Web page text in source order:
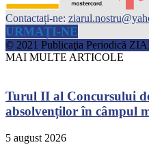
Contactați-ne:
URMAȚI-NE
© 2021 Publicaţia Periodică
MAI MULTE ARTICOLE
Turul II al Concursului
absolvenților în câmpul
5 august 2026